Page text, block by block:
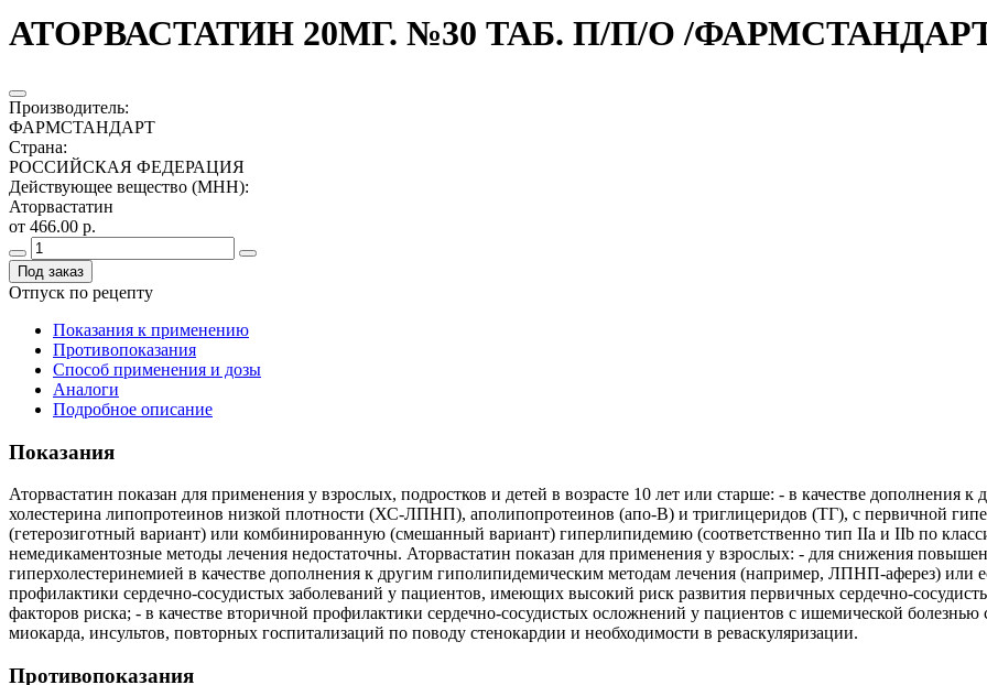
АТОРВАСТАТИН 20МГ. №30 ТАБ. П/П/О /
Производитель:
ФАРМСТАНДАРТ
Страна:
РОССИЙСКАЯ ФЕДЕРАЦИЯ
Действующее вещество (МНН):
Аторвастатин
от 466.00 р.
Под заказ
Отпуск по рецепту
Показания к применению
Противопоказания
Способ применения и дозы
Аналоги
Подробное описание
Показания
Аторвастатин показан для применения у взрослых, подростков и детей в возрасте 10 лет или старше: - в качестве
холестерина липопротеинов низкой плотности (ХС-ЛПНП), аполипопротеинов (апо-В) и триглицеридов (ТГ), с первичной
(гетерозиготный вариант) или комбинированную (смешанный вариант) гиперлипидемию (соответственно тип IIа и IIb по
немедикаментозные методы лечения недостаточны. Аторвастатин показан для применения у взрослых: - для снижения
гиперхолестеринемией в качестве дополнения к другим гиполипидемическим методам лечения (например, ЛПНП-аферез) или
профилактики сердечно-сосудистых заболеваний у пациентов, имеющих высокий риск развития первичных сердечно-
факторов риска; - в качестве вторичной профилактики сердечно-сосудистых осложнений у пациентов с ишемической
миокарда, инсультов, повторных госпитализаций по поводу стенокардии и необходимости в реваскуляризации.
Противопоказания